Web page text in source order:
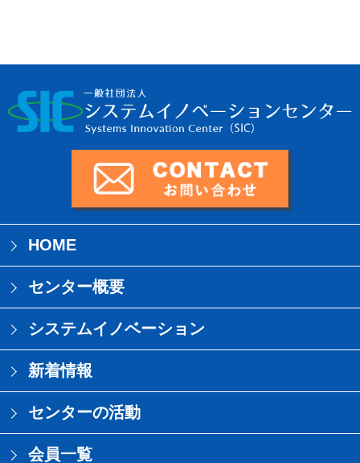
HOME
センター概要
システムイノベーション
新着情報
センターの活動
会員一覧